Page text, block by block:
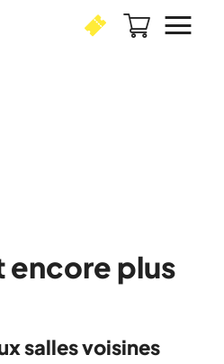
encore plus
salles voisines